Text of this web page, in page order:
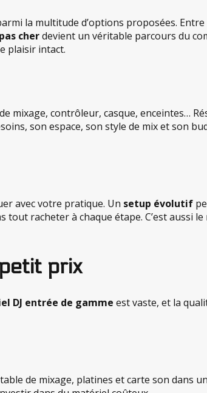
la multitude d’options proposées.
cherdevient un véritable parcours du
plaisir intact.
mixage, contrôleur, casque, enceintes…
son espace, son style de mix et son
avec votre pratique. Un setup évolutif
racheter à chaque étape. C’est aussi
prix
DJ entrée de gamme est vaste, et la
de mixage, platines et carte son dans